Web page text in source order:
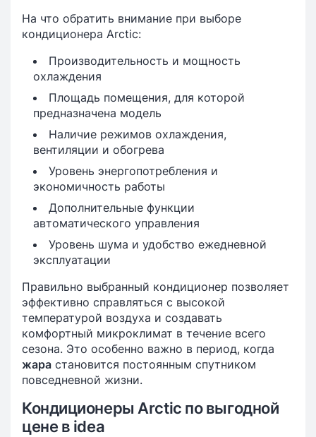
На что обратить внимание при выборе
кондиционера Arctic:
Производительность и мощность
охлаждения
Площадь помещения, для которой
предназначена модель
Наличие режимов охлаждения,
вентиляции и обогрева
Уровень энергопотребления и
экономичность работы
Дополнительные функции
автоматического управления
Уровень шума и удобство ежедневной
эксплуатации
Правильно выбранный кондиционер позволяет
эффективно справляться с высокой
температурой воздуха и создавать
комфортный микроклимат в течение всего
сезона. Это особенно важно в период, когда
жара становится постоянным спутником
повседневной жизни.
Кондиционеры Arctic по выгодной
цене в idea